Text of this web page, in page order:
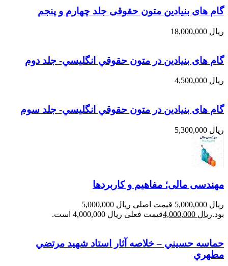
گام های بنیادین متون حقوقی جلد چهارم و پنجم
ریال
گام های بنیادین در متون حقوقي انگليسي- جلد دوم
ریال
گام های بنیادین در متون حقوقي انگليسي- جلد سوم
ریال
مهندسی مالی؛ مفاهیم و کاربردها
ریال5,000,000
قیمت اصلی ریال 5,000,000
بود.ریال قیمت فعلی ریال 4,000,000 است.
حماسه حسيني – خلاصه آثار استاد شهيد مرتضي
مطهري